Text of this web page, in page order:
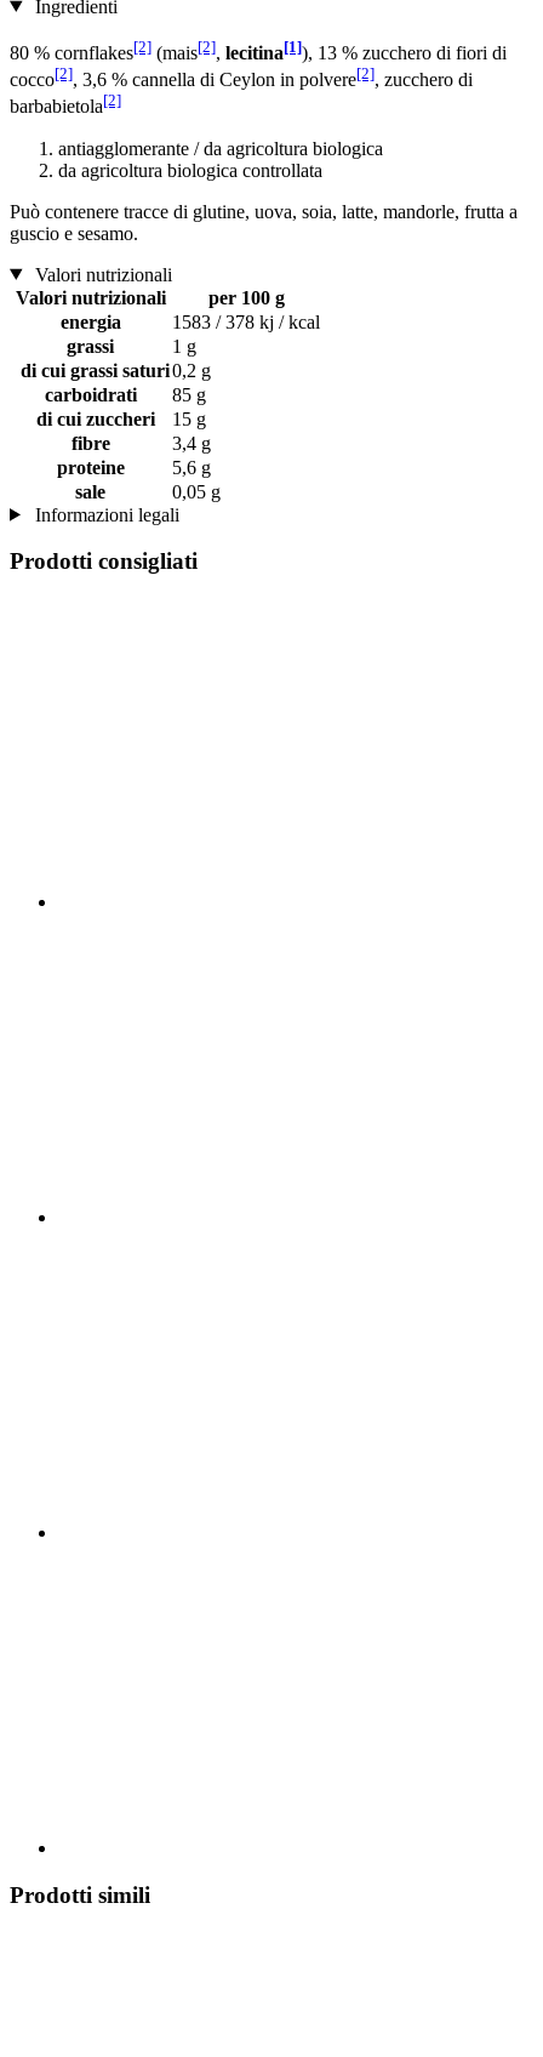
Ingredienti
80 % cornflakes[2] (mais[2], lecitina[1]), 13 % zucchero di fiori di
cocco[2], 3,6 % cannella di Ceylon in polvere[2], zucchero di
barbabietola[2]
antiagglomerante / da agricoltura biologica
da agricoltura biologica controllata
Può contenere tracce di glutine, uova, soia, latte, mandorle, frutta a
guscio e sesamo.
Valori nutrizionali
Valori nutrizionali
per 100 g
energia
1583 / 378 kj / kcal
grassi
1 g
di cui grassi saturi0,2 g
carboidrati
85 g
di cui zuccheri
15 g
fibre
3,4 g
proteine
5,6 g
sale
0,05 g
Informazioni legali
Prodotti consigliati
Prodotti simili